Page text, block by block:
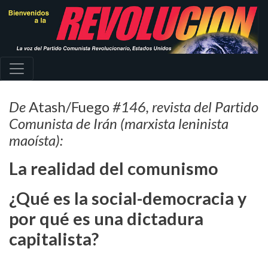
principal
DeAtash/Fuego#146, revista del Partido
Comunista de Irán (marxista leninista
maoísta):
La realidad del comunismo
¿Qué es la social-democracia y
por qué es una dictadura
capitalista?